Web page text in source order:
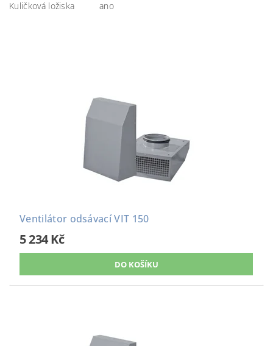
Kuličková ložiska ano
Ventilátor odsávací VIT 150
5 234 Kč